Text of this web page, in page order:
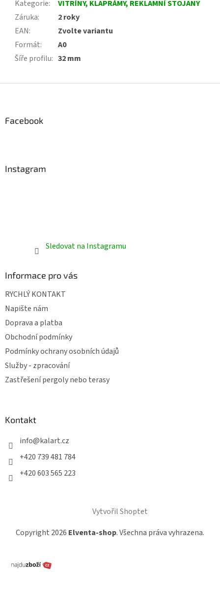
Kategorie:
VITRÍNY, KLAPRÁMY, REKLAMNÍ STOJANY
Záruka:
2 roky
EAN:
Zvolte variantu
Formát:
A0
Šíře profilu: 32 mm
Facebook
Instagram
Sledovat na Instagramu
Informace pro vás
RYCHLÝ KONTAKT
Napište nám
Doprava a platba
Obchodní podmínky
Podmínky ochrany osobních údajů
Služby - zpracování
Zastřešení pergoly nebo terasy
Kontakt
info@kalart.cz
+420 739 481 784
+420 603 565 223
Vytvořil Shoptet
Copyright 2026 Elventa-shop. Všechna práva vyhrazena.